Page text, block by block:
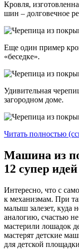
Кровля,
шин – долговечное
Еще один пример
«беседке».
Удивительная
загородном доме.
Читать полностью
Машина из
12 супер
Интересно, что с
к механизмам. При
малыш залезет, куда
аналогию, счастью
мастерили лошадок
мастерят детские
для детской